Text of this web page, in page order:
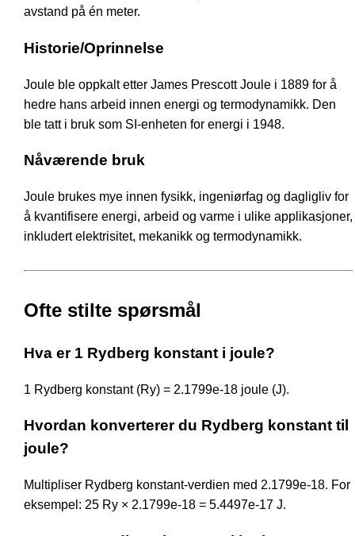
avstand på én meter.
Historie/Oprinnelse
Joule ble oppkalt etter James Prescott Joule i 1889 for å
hedre hans arbeid innen energi og termodynamikk. Den
ble tatt i bruk som SI-enheten for energi i 1948.
Nåværende bruk
Joule brukes mye innen fysikk, ingeniørfag og dagligliv for
å kvantifisere energi, arbeid og varme i ulike applikasjoner,
inkludert elektrisitet, mekanikk og termodynamikk.
Ofte stilte spørsmål
Hva er 1 Rydberg konstant i joule?
1 Rydberg konstant (Ry) = 2.1799e-18 joule (J).
Hvordan konverterer du Rydberg konstant til
joule?
Multipliser Rydberg konstant-verdien med 2.1799e-18. For
eksempel: 25 Ry × 2.1799e-18 = 5.4497e-17 J.